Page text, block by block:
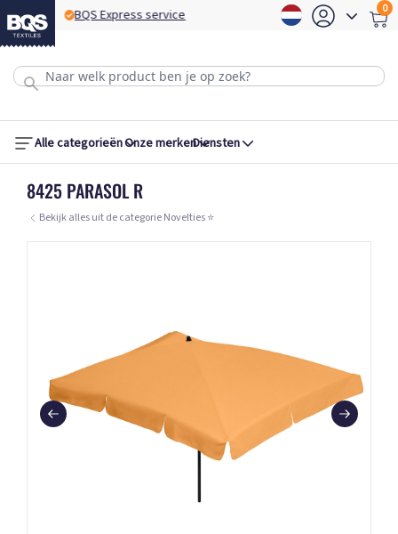
BQS Express service 0
Alle categorieënOnze merkenDiensten
8425 PARASOL R
Bekijk alles uit de categorie Novelties ⭐